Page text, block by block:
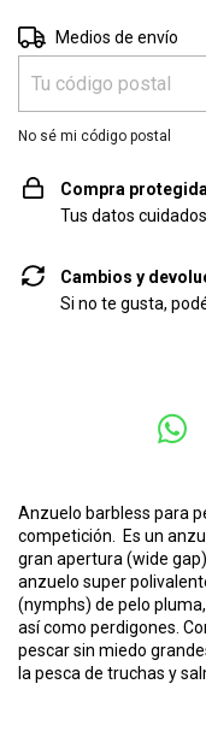
Entregas para el CP:
Medios de envío
No sé mi código postal
Compra protegida
Tus datos
Cambios y
Si no te gusta,
Anzuelo barbless para
competición. Es un
gran apertura (wide
anzuelo super
(nymphs) de pelo
así como perdigones.
pescar sin miedo
la pesca de truchas y